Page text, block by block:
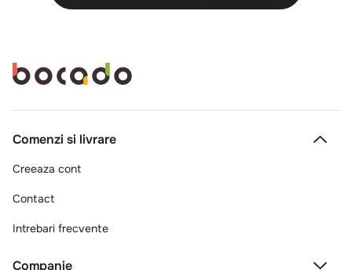
Comenzi si livrare
Creeaza cont
Contact
Intrebari frecvente
Companie